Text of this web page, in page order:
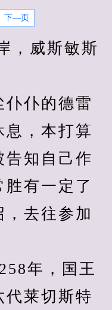
下—页
仆的德雷
息，本打算
告知自己作
有一定了
去往参加
年，国王
代莱切斯特